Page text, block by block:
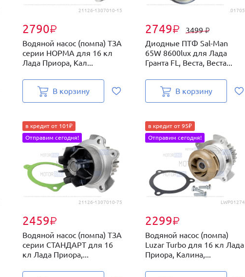
21126-1307010-15
2790₽
Водяной насос (помпа) ТЗА
серии НОРМА для 16 кл
Лада Приора, Кал...
В корзину
.01705
2749₽ 3499₽
Диодные ПТФ Sal-Man
65W 8600lux для Лада
Гранта FL, Веста, Веста...
В корзину
21126-1307010-75
2459₽
в кредит от 101₽
Отправим сегодня!
Водяной насос (помпа) ТЗА
серии СТАНДАРТ для 16
кл Лада Приора,...
LWP01274
2299₽
в кредит от 95₽
Отправим сегодня!
Водяной насос (помпа)
Luzar Turbo для 16 кл Лада
Приора, Калина,...